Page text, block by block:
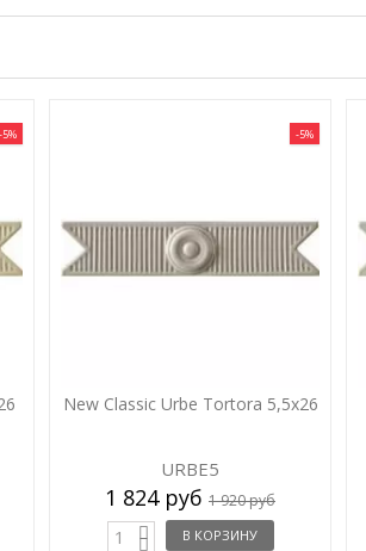
-5% -5%
New Classic Urbe Tortora 5,5x26
URBE5
1 824 руб 1 920 руб
В КОРЗИНУ